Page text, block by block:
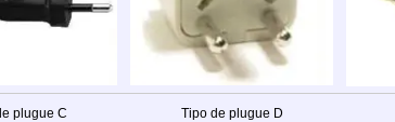
plugue C Tipo de plugue D